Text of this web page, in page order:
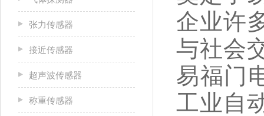
张力传感器
接近传感器
超声波传感器
称重传感器
企业许
与社会
易福门
工业自